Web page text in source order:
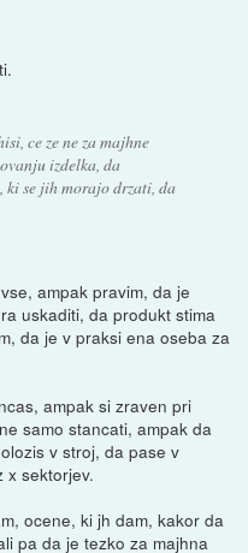
ce ze ne za majhne
izdelka, da
se jih morajo drzati, da
ampak pravim, da je
uskaditi, da produkt stima
da je v praksi ena oseba za
ampak si zraven pri
samo stancati, ampak da
v stroj, da pase v
x sektorjev.
ocene, ki jh dam, kakor da
pa da je tezko za majhna